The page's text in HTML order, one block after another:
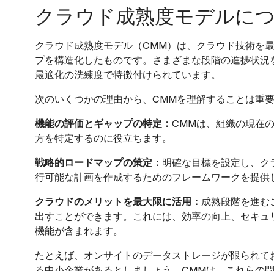
クラウド成熟度モデルに
クラウド成熟度モデル（CMM）は、クラウド技術を
プを構造化したものです。さまざまな段階の進捗状
最適化の洗練度で特徴付けられています。
次のいくつかの理由から、CMMを理解することは重要
機能の評価とギャップの特定： CMMは、組織の現在
方を特定するのに役立ちます。
戦略的ロードマップの策定： 明確な目標を設定し、
行可能な計画を作成するためのフレームワークを提供
クラウドのメリットを最大限に活用： 成熟段階を進む
出すことができます。これには、効率の向上、セキ
機能が含まれます。
たとえば、オンサイトのデータストレージが限られ